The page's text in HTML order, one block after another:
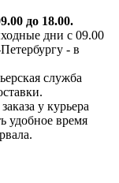
до 18.00.
дни с 09.00
- в
служба
у курьера
удобное время